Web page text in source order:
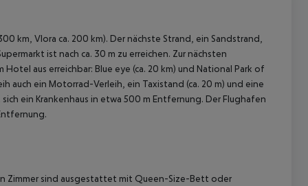
km, Vlora ca. 200 km). Der nächste Strand, ein Sandstrand,
ist nach ca. 30 m zu erreichen. Zur nächsten
aus erreichbar: Blue eye (ca. 20 km) und National Park of
auch ein Motorrad-Verleih, ein Taxistand (ca. 20 m) und eine
ein Krankenhaus in etwa 500 m Entfernung. Der Flughafen
sind ausgestattet mit Queen-Size-Bett oder